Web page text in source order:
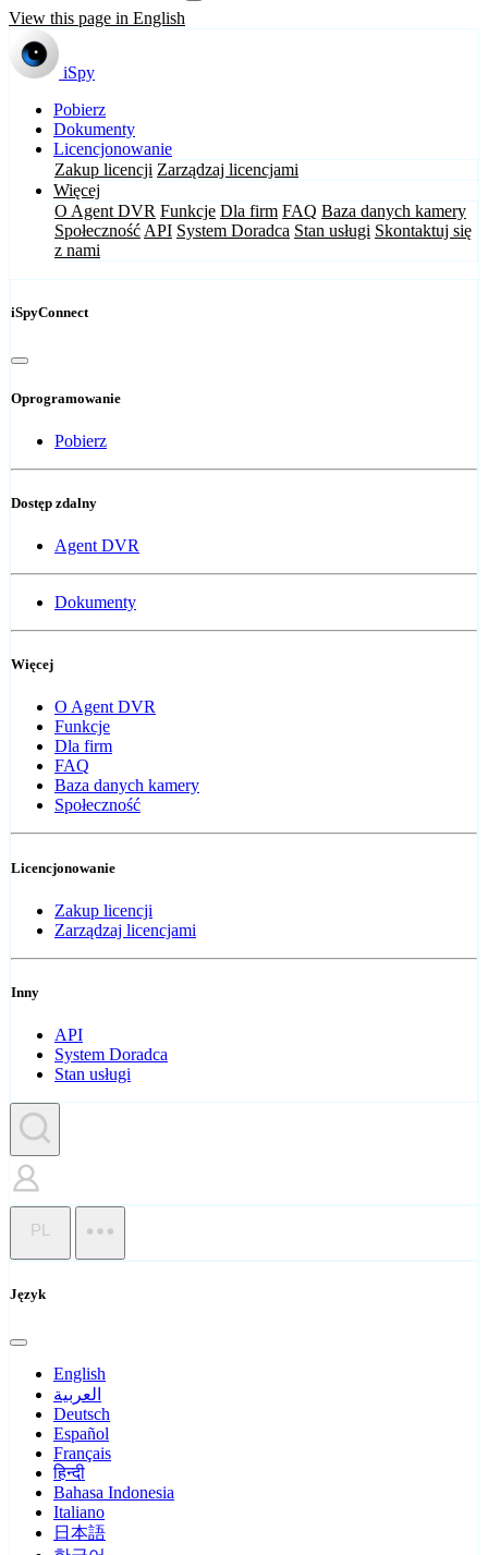
View this page in English
iSpy
Pobierz
Dokumenty
Licencjonowanie
Zakup licencji Zarządzaj licencjami
Więcej
O Agent DVR Funkcje Dla firm FAQ Baza danych kamery
Społeczność API System Doradca Stan usługi Skontaktuj się
z nami
iSpyConnect
Oprogramowanie
Pobierz
Dostęp zdalny
Agent DVR
Dokumenty
Więcej
O Agent DVR
Funkcje
Dla firm
FAQ
Baza danych kamery
Społeczność
Licencjonowanie
Zakup licencji
Zarządzaj licencjami
Inny
API
System Doradca
Stan usługi
PL
Język
English
العربية
Deutsch
Español
Français
हिन्दी
Bahasa Indonesia
Italiano
日本語